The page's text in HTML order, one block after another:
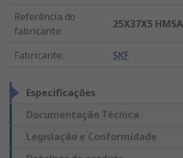
Referência do
fabricante:
25X37X5
Fabricante: SKF
Especificações
Documentação Técnica
Legislação e Conformidade